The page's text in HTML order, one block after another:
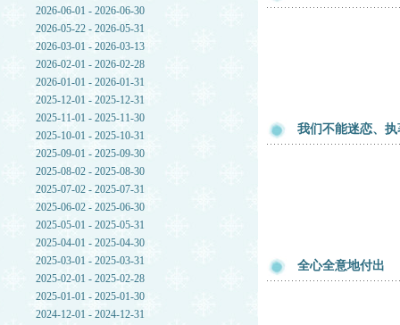
2026-06-01 - 2026-06-30
2026-05-22 - 2026-05-31
2026-03-01 - 2026-03-13
2026-02-01 - 2026-02-28
2026-01-01 - 2026-01-31
2025-12-01 - 2025-12-31
2025-11-01 - 2025-11-30
2025-10-01 - 2025-10-31
2025-09-01 - 2025-09-30
2025-08-02 - 2025-08-30
2025-07-02 - 2025-07-31
2025-06-02 - 2025-06-30
2025-05-01 - 2025-05-31
2025-04-01 - 2025-04-30
2025-03-01 - 2025-03-31
2025-02-01 - 2025-02-28
2025-01-01 - 2025-01-30
2024-12-01 - 2024-12-31
我们不能迷恋、
全心全意地付出